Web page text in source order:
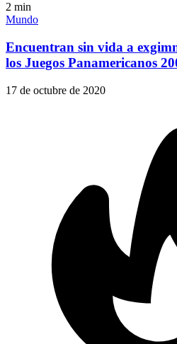
2 min
Mundo
Encuentran sin vida a
los Juegos Panamericanos
17 de octubre de 2020